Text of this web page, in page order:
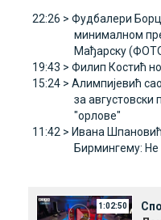
22:26 > Фудбалери
минималном
Мађарску
19:43 > Филип Костић
15:24 > Алимпијевић
за августовски
"орлове"
11:42 > Ивана Шпановић
Бирмингему:
1:02:50